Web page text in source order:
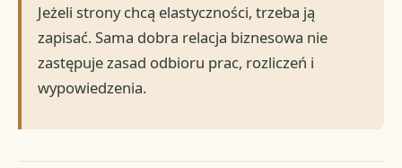
Jeżeli strony chcą elastyczności, trzeba ją
zapisać. Sama dobra relacja biznesowa nie
zastępuje zasad odbioru prac, rozliczeń i
wypowiedzenia.